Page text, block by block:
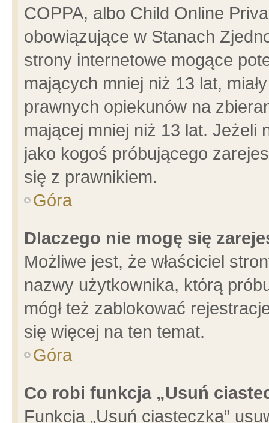
COPPA, albo Child Online
obowiązujące w Stanach
strony internetowe mogące
mających mniej niż 13 lat,
prawnych opiekunów na
mającej mniej niż 13 lat. Jeżeli
jako kogoś próbującego
się z prawnikiem.
Góra
Dlaczego nie mogę się
Możliwe jest, że właściciel
nazwy użytkownika, którą
mógł też zablokować
się więcej na ten temat.
Góra
Co robi funkcja „Usuń
Funkcja „Usuń ciasteczka”